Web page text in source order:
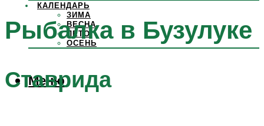
КАЛЕНДАРЬ
ЗИМА
ВЕСНА
ЛЕТО
ОСЕНЬ
Меню
Рыбалка в Бузулуке
Ставрида